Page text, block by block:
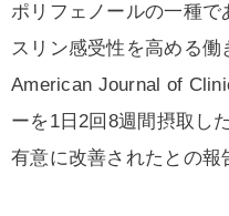
ポリフェノールの一種で
スリン感受性を高める働
American Journal of
ーを1日2回8週間摂取し
有意に改善されたとの報